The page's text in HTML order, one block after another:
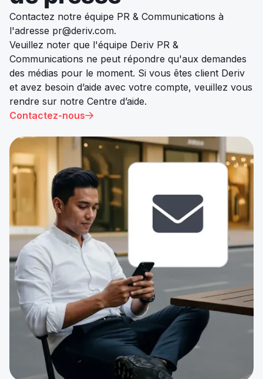
Contactez notre équipe PR & Communications à
l'adresse pr@deriv.com.
Veuillez noter que l'équipe Deriv PR &
Communications ne peut répondre qu'aux demandes
des médias pour le moment. Si vous êtes client Deriv
et avez besoin d’aide avec votre compte, veuillez vous
rendre sur notre Centre d’aide.
Contactez-nous